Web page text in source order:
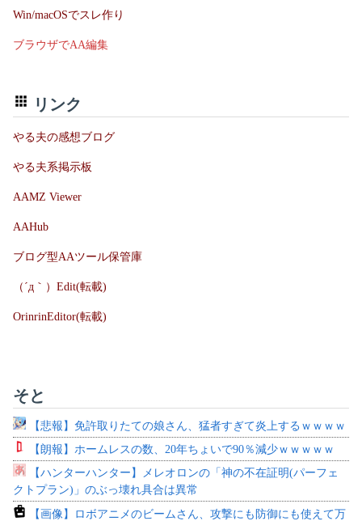
Win/macOSでスレ作り
ブラウザでAA編集
リンク
やる夫の感想ブログ
やる夫系掲示板
AAMZ Viewer
AAHub
ブログ型AAツール保管庫
（´д｀）Edit(転載)
OrinrinEditor(転載)
そと
【悲報】免許取りたての娘さん、猛者すぎて炎上するｗｗｗｗ
【朗報】ホームレスの数、20年ちょいで90％減少ｗｗｗｗｗ
【ハンターハンター】メレオロンの「神の不在証明(パーフェ
クトプラン)」のぶっ壊れ具合は異常
【画像】ロボアニメのビームさん、攻撃にも防御にも使えて万